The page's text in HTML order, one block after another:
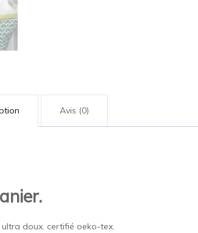
Avis (0)
doux. certifié oeko-tex.